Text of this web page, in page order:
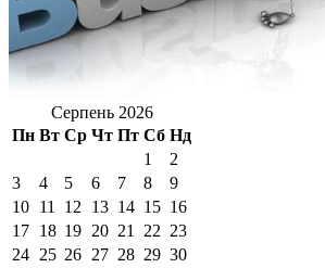
Серпень 2026
Пн Вт Ср Чт Пт Сб Нд
1
2
3
4 5 6 7 8
9
10 11 12 13 14 15 16
17 18 19 20 21 22 23
24 25 26 27 28 29 30